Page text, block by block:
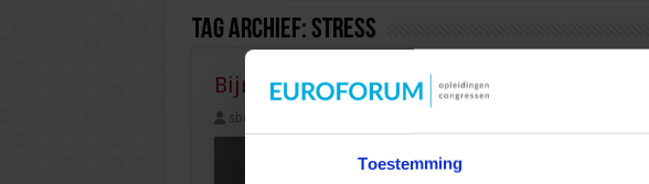
Toestemming
Tag Archief:stress
Bijna 1 op de 6 werknemers heeft stressvol
sbo